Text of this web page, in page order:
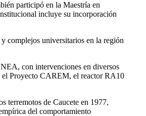
participó en la Maestría en
incluye su incorporación
complejos universitarios en la región
con intervenciones en diversos
el Proyecto CAREM, el reactor RA10
terremotos de Caucete en 1977,
del comportamiento